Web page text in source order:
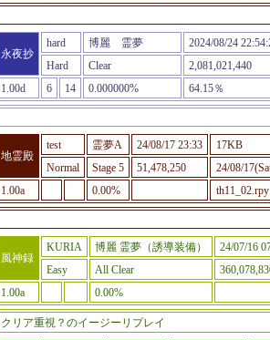
永夜抄
hard 博麗 霊夢
2024/08/24
Hard
Clear
2,081,021,440
1.00d
6 14 0.000000% 64.15％
地霊殿
test 霊夢A 24/08/17 23:33
17KB
Normal
Stage 5 51,478,250
24/08/
1.00a
0.00% th11_02.rpy
風神録
KURIA 博麗 霊夢（誘導装備）
24/07/16
Easy
All Clear
1.00a
0.00%
クリア重視？のイージーリプレイ